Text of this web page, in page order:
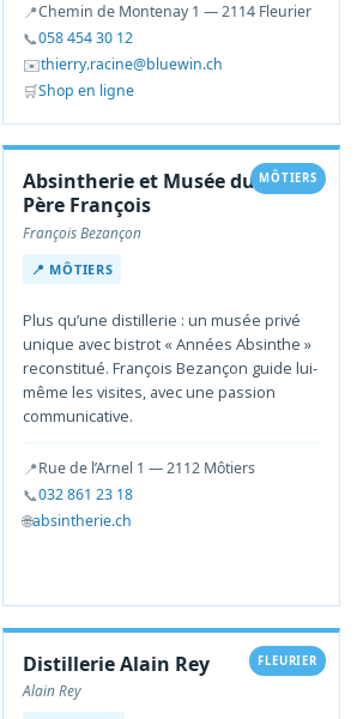
📍Chemin de Montenay 1 — 2114 Fleurier
📞058 454 30 12
✉️thierry.racine@bluewin.ch
🛒Shop en ligne
MÔTIERS
Absintherie et Musée du
Père François
François Bezançon
📍 MÔTIERS
Plus qu’une distillerie : un musée privé
unique avec bistrot « Années Absinthe »
reconstitué. François Bezançon guide lui-
même les visites, avec une passion
communicative.
📍Rue de l’Arnel 1 — 2112 Môtiers
📞032 861 23 18
🌐absintherie.ch
FLEURIER
Distillerie Alain Rey
Alain Rey